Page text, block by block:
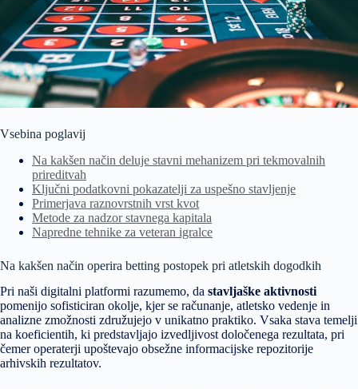
Vsebina poglavij
Na kakšen način deluje stavni mehanizem pri tekmovalnih
prireditvah
Ključni podatkovni pokazatelji za uspešno stavljenje
Primerjava raznovrstnih vrst kvot
Metode za nadzor stavnega kapitala
Napredne tehnike za veteran igralce
Na kakšen način operira betting postopek pri atletskih dogodkih
Pri naši digitalni platformi razumemo, da stavljaške aktivnosti
pomenijo sofisticiran okolje, kjer se računanje, atletsko vedenje in
analizne zmožnosti združujejo v unikatno praktiko. Vsaka stava temelji
na koeficientih, ki predstavljajo izvedljivost določenega rezultata, pri
čemer operaterji upoštevajo obsežne informacijske repozitorije
arhivskih rezultatov.